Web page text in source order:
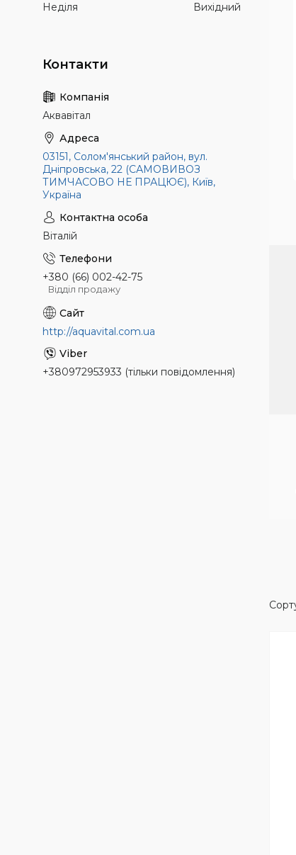
Неділя
Вихідний
Аквавітал
03151, Солом'янський район, вул.
Дніпровська, 22 (САМОВИВОЗ
ТИМЧАСОВО НЕ ПРАЦЮЄ), Київ,
Україна
Віталій
+380 (66) 002-42-75
Відділ продажу
http://aquavital.com.ua
+380972953933 (тільки повідомлення)